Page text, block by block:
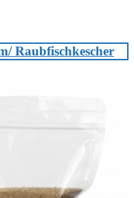
Raubfischkescher